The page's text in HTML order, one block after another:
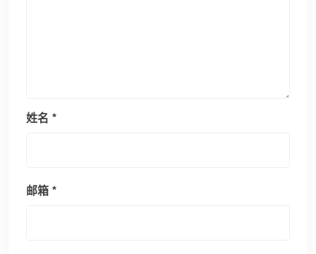
姓名 *
邮箱*